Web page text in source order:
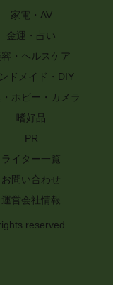
家電・AV
金運・占い
容・ヘルスケア
ドメイド・DIY
・ホビー・カメラ
嗜好品
PR
ライター一覧
お問い合わせ
運営会社情報
reserved..